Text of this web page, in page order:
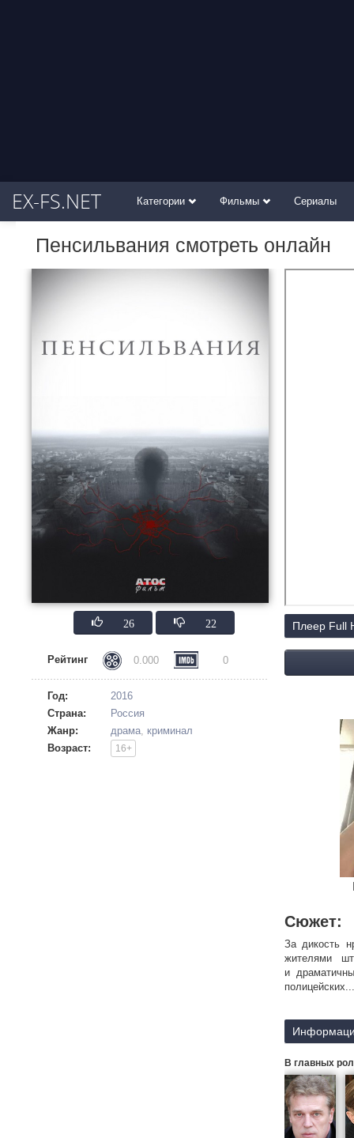
EX-FS.NET Категории Фильмы Сериалы
Пенсильвания смотреть онлайн
26 22
Рейтинг 0.000 0
Год:
2016
Страна:
Россия
Жанр:
драма, криминал
Возраст:
16+
Плеер Full
Сюжет:
За дикость
жителями
и
полицейских...
в сельском
головой.
свои
человек —
то скрывает
В главных